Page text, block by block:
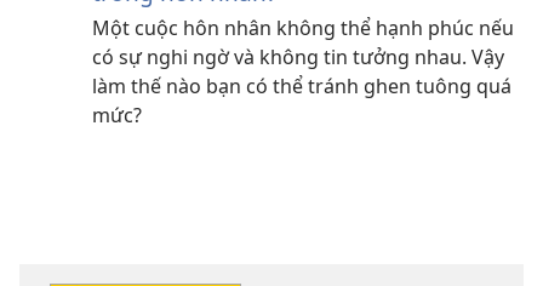
Một cuộc hôn nhân không thể hạnh phúc nếu
có sự nghi ngờ và không tin tưởng nhau. Vậy
làm thế nào bạn có thể tránh ghen tuông quá
mức?